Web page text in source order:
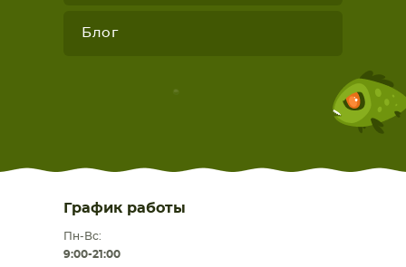
Блог
График работы
Пн-Вс:
9:00-21:00